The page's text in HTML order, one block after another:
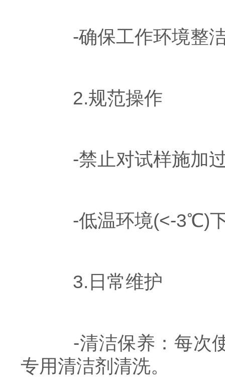
-确保工作环境整洁
2.规范操作
-禁止对试样施加过
-低温环境(<-3℃)下
3.日常维护
-清洁保养：每次使
专用清洁剂清洗。